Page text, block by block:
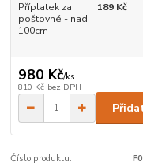
Příplatek za
poštovné - nad
100cm
189 Kč
980 Kč/ks
810 Kč bez DPH
Číslo produktu: